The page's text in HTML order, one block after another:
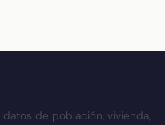
de población, vivienda,